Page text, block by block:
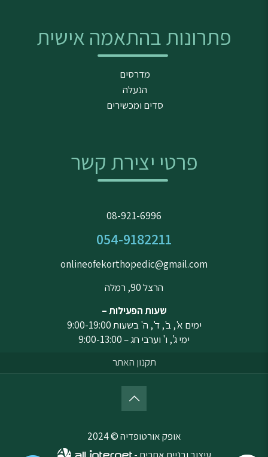
פתרונות בהתאמה אישית
מדרסים
הנעלה
סדים ומכשירים
פרטי יצירת קשר
08-921-6996
054-9182211
onlineofekorthopedic@gmail.com
הרצל 90, רמלה
שעות הפעילות –
ימים א', ב', ד', ה' בשעות 9:00-19:00
ימי ג', ו' וערבי חג – 9:00-13:00
תקנון האתר
אופק אורטופדיה © 2024